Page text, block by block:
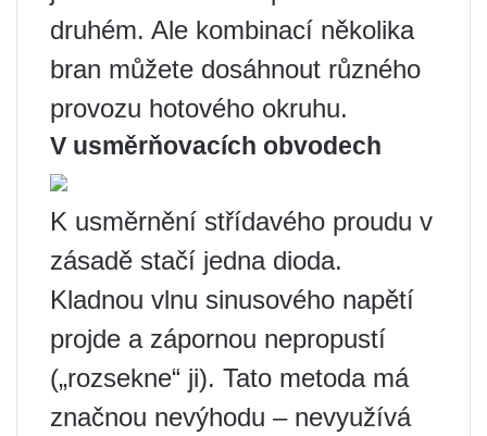
druhém. Ale kombinací několika
bran můžete dosáhnout různého
provozu hotového okruhu.
V usměrňovacích obvodech
K usměrnění střídavého proudu v
zásadě stačí jedna dioda.
Kladnou vlnu sinusového napětí
projde a zápornou nepropustí
(„rozsekne“ ji). Tato metoda má
značnou nevýhodu – nevyužívá